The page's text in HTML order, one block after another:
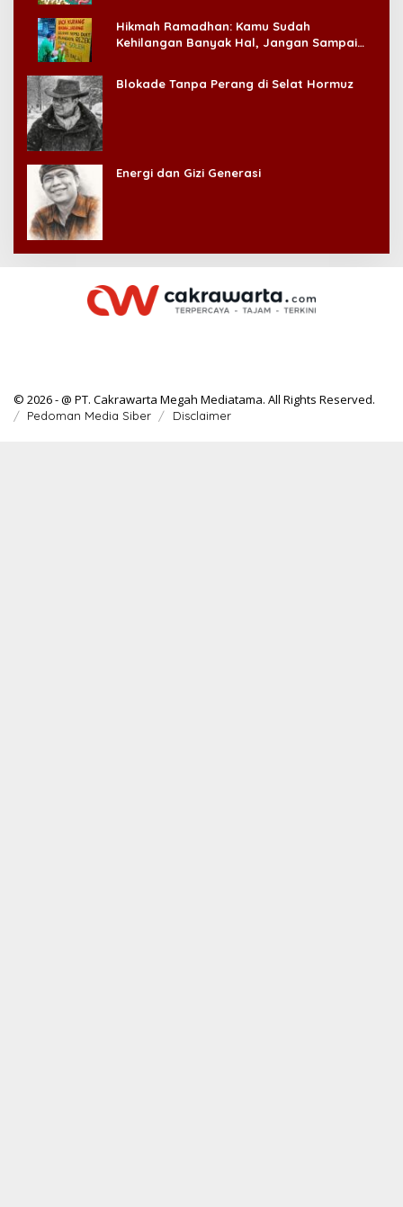
Hikmah Ramadhan: Kamu Sudah
Kehilangan Banyak Hal, Jangan Sampai
Blokade Tanpa Perang di Selat Hormuz
Energi dan Gizi Generasi
© 2026 - @ PT. Cakrawarta Megah Mediatama. All Rights Reserved.
Pedoman Media Siber Disclaimer